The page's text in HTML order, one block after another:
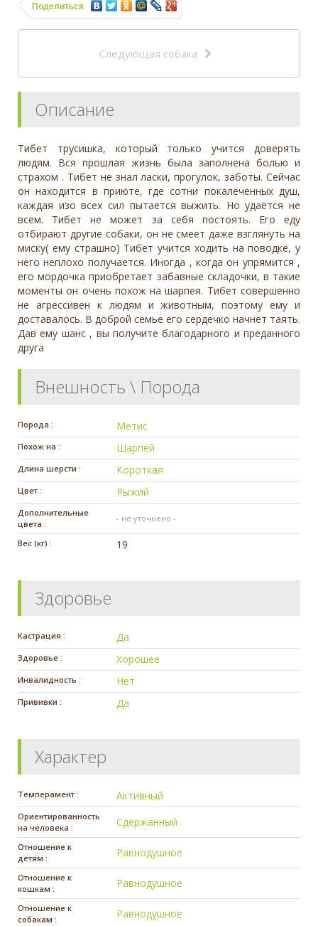
Поделиться
Следующая собака
Описание
Тибет трусишка, который только учится доверять
людям. Вся прошлая жизнь была заполнена болью и
страхом . Тибет не знал ласки, прогулок, заботы. Сейчас
он находится в приюте, где сотни покалеченных душ,
каждая изо всех сил пытается выжить. Но удаётся не
всем. Тибет не может за себя постоять. Его еду
отбирают другие собаки, он не смеет даже взглянуть на
миску( ему страшно) Тибет учится ходить на поводке, у
него неплохо получается. Иногда , когда он упрямится ,
его мордочка приобретает забавные складочки, в такие
моменты он очень похож на шарпея. Тибет совершенно
не агрессивен к людям и животным, поэтому ему и
доставалось. В доброй семье его сердечко начнёт таять.
Дав ему шанс , вы получите благодарного и преданного
друга
Внешность \ Порода
Порода : Метис
Похож на : Шарпей
Длина шерсти : Короткая
Цвет : Рыжий
Дополнительные
цвета :
- не уточнено -
Вес (кг) : 19
Здоровье
Кастрация : Да
Здоровье : Хорошее
Инвалидность : Нет
Прививки : Да
Характер
Темперамент : Активный
Ориентированность
на человека :
Сдержанный
Отношение к
детям :
Равнодушное
Отношение к
кошкам :
Равнодушное
Отношение к
собакам :
Равнодушное